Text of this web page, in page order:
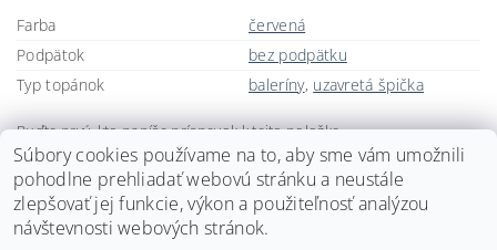
Farba
červená
Podpätok
bez podpätku
Typ topánok
baleríny, uzavretá špička
Buďte prvý, kto napíše príspevok k tejto položke.
Pridať komentár
Súbory cookies používame na to, aby sme vám umožnili
pohodlne prehliadať webovú stránku a neustále
zlepšovať jej funkcie, výkon a použiteľnosť analýzou
návštevnosti webových stránok.